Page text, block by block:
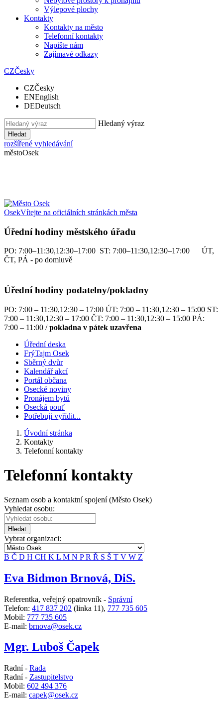
Výlepové plochy
Kontakty
Kontakty na město
Telefonní kontakty
Napište nám
Zajímavé odkazy
CZČesky
CZČesky
ENEnglish
DEDeutsch
Hledaný výraz
Hledat
rozšířené vyhledávání
městoOsek
OsekVítejte na oficiálních stránkách města
Úřední hodiny městského úřadu
PO: 7:00–11:30,12:30–17:00 ST: 7:00–11:30,12:30–17:00 ÚT,
ČT, PÁ - po domluvě
Úřední hodiny podatelny/pokladny
PO: 7:00 – 11:30,12:30 – 17:00 ÚT: 7:00 – 11:30,12:30 – 15:00 ST:
7:00 – 11:30,12:30 – 17:00 ČT: 7:00 – 11:30,12:30 – 15:00 PÁ:
7:00 – 11:00 /pokladna v pátek uzavřena
Úřední deska
FrýTajm Osek
Sběrný dvůr
Kalendář akcí
Portál občana
Osecké noviny
Pronájem bytů
Osecká pouť
Potřebuji vyřídit...
Úvodní stránka
Kontakty
Telefonní kontakty
Telefonní kontakty
Seznam osob a kontaktní spojení (Město Osek)
Vyhledat osobu:
Hledat
Vybrat organizaci:
B Č D H CH K L M N PR Ř S Š T V W Z
Eva Bidmon Brnová, DiS.
Referentka, veřejný opatrovník - Správní
Telefon: 417 837 202 (linka 11), 777 735 605
Mobil: 777 735 605
E-mail: brnova@osek.cz
Mgr. Luboš Čapek
Radní - Rada
Radní - Zastupitelstvo
Mobil: 602 494 376
E-mail: capek@osek.cz